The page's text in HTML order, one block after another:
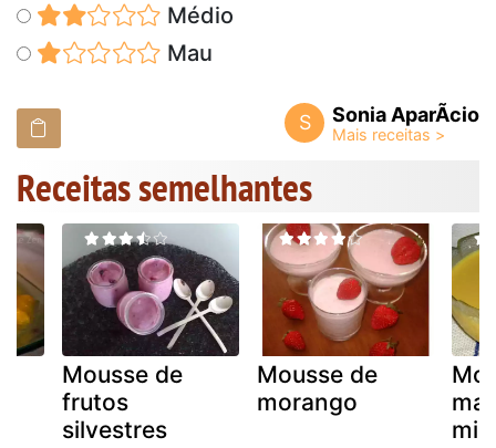
Médio
Mau
S Sonia AparÃ­cio
Receitas semelhantes
Mousse de
frutos
silvestres
Mousse de
morango